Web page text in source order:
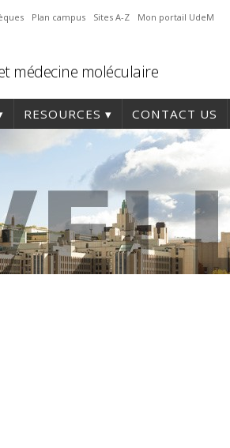
Plan campus Sites A-Z Mon portail UdeM
médecine moléculaire
RESOURCES CONTACT US